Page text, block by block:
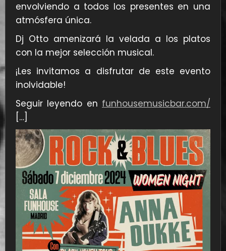
envolviendo a todos los presentes en una
atmósfera única.
Dj Otto amenizará la velada a los platos
con la mejor selección musical.
¡Les invitamos a disfrutar de este evento
inolvidable!
Seguir leyendo en funhousemusicbar.com/
[…]